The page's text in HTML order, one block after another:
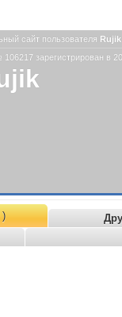
сайт пользователя
зарегистрирован в
)